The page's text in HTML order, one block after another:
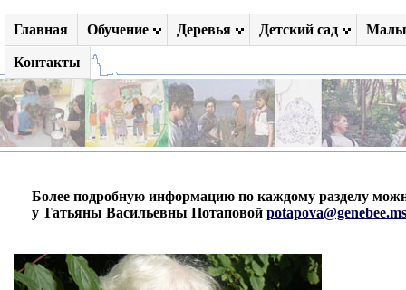
Главная Обучение Деревья Детский сад
Контакты
Более подробную информацию по каждому разделу
у Татьяны Васильевны Потаповой